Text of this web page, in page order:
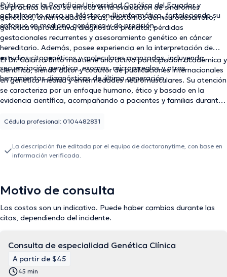
Pública por la Pontificia Universidad Católica del Ecuador y
actualmente cursa un Máster en Bioinformática, fortaleciendo su
enfoque en medicina genómica y de precisión.
Su práctica clínica se enfoca en la evaluación de síndromes
genéticos, enfermedades raras, trastornos del neurodesarrollo,
genética reproductiva, diagnóstico prenatal, pérdidas
gestacionales recurrentes y asesoramiento genético en cáncer
hereditario. Además, posee experiencia en la interpretación de
estudios citogenéticos y moleculares avanzados, incluyendo
secuenciación genética, exomas, microarreglos y otras
herramientas diagnósticas de última generación.
El Dr. Galarza Brito mantiene una activa participación académica y
científica, siendo autor y coautor de publicaciones internacionales
en genética médica y enfermedades neuromusculares. Su atención
se caracteriza por un enfoque humano, ético y basado en la
evidencia científica, acompañando a pacientes y familias durante
Cédula profesional: 0104482831
La descripción fue editada por el equipo de doctoranytime, con base en
información verificada.
Motivo de consulta
Los costos son un indicativo. Puede haber cambios durante las
citas, dependiendo del incidente.
Consulta de especialidad Genética Clínica
A partir de $45
45 min